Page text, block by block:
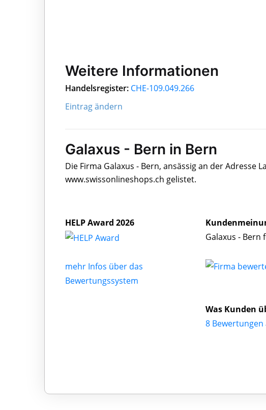
Weitere Informationen
Handelsregister: CHE-109.049.266
Eintrag ändern
Galaxus - Bern in Bern
Die Firma Galaxus - Bern, ansässig an der Adresse
www.swissonlineshops.ch gelistet.
HELP Award 2026
mehr Infos über das
Bewertungssystem
Galaxus - Bern
Was Kunden
8 Bewertungen